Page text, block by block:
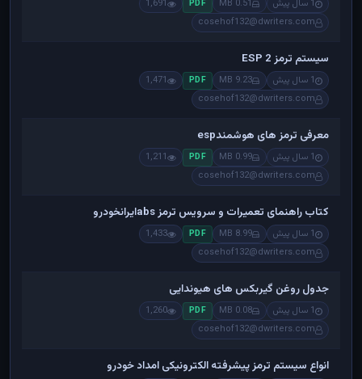
1 سال پیش 0.51 MB
PDF
1,691
cosehof132@dwriters.com
سیستم ترمز ESP 2
1 سال پیش 9.23 MB
PDF
1,471
cosehof132@dwriters.com
معرفی ترمز های هوشمندesp
1 سال پیش 0.99 MB
PDF
1,211
cosehof132@dwriters.com
کتاب راهنمای تعمیرات و سرویس ترمز absایرانخودرو
1 سال پیش 8.99 MB
PDF
1,433
cosehof132@dwriters.com
جدول روغن گیربکس های هیوندایی
1 سال پیش 0.08 MB
PDF
1,260
cosehof132@dwriters.com
انواع سیستم ترمز پیشرفته الکترونیکی امداد خودرو